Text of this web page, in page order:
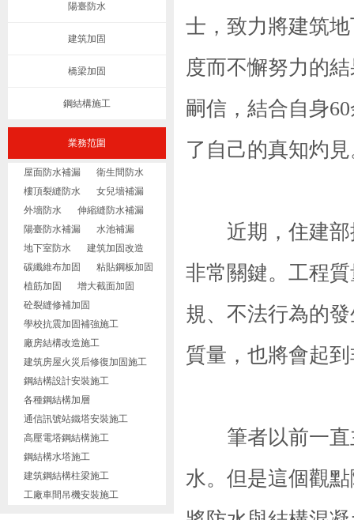
陽臺防水
建筑加固
橋梁加固
鋼結構施工
業務范圍
屋面防水補漏
衛生間防水
樓頂裂縫防水
女兒墻補漏
外墻防水
伸縮縫防水補漏
陽臺防水補漏
水池補漏
地下室防水
建筑加固改造
碳纖維布加固
粘貼鋼板加固
植筋加固
增大截面加固
砼裂縫修補加固
學校抗震加固補強施工
廠房結構改造施工
建筑房屋火災后修復加固施工
鋼結構設計安裝施工
各種鋼結構加層
通信訊號站鐵塔安裝施工
高壓電塔鋼結構施工
鋼結構水塔施工
建筑鋼結構柱梁施工
工廠車間吊機安裝施工
士，致力將建筑
度而不懈努力的
嗣信，結合自身
了自己的真知灼
近期，住建部
非常關鍵。工程
規、不法行為的
質量，也將會起
筆者以前一直
水。但是這個觀